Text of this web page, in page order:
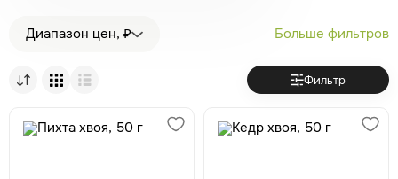
Диапазон цен, ₽ Больше фильтров
Фильтр